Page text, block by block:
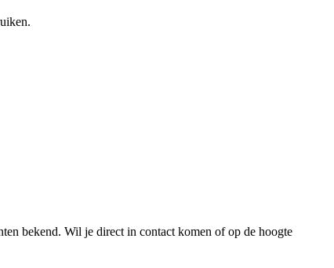
bekend. Wil je direct in contact komen of op de hoogte